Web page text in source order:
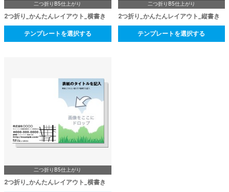
二つ折りB5仕上がり
2つ折り_かんたんレイアウト_横書き
テンプレートを選択する
二つ折りB5仕上がり
2つ折り_かんたんレイアウト_縦書き
テンプレートを選択する
二つ折りB5仕上がり
2つ折り_かんたんレイアウト_横書き